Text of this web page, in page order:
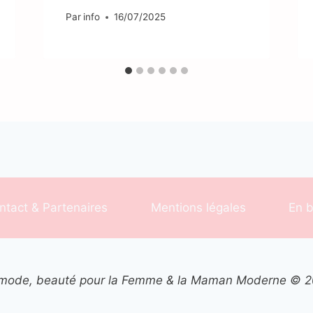
Par info 16/07/2025
& Partenaires Mentions légales En
beauté pour la Femme & la Maman Moderne ©